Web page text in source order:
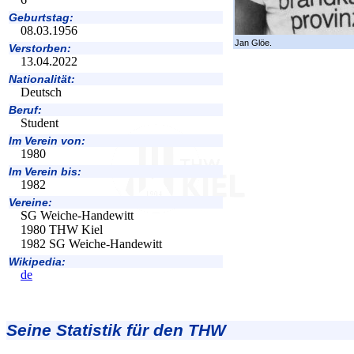
Geburtstag:
08.03.1956
Verstorben:
13.04.2022
Nationalität:
Deutsch
Beruf:
Student
Im Verein von:
1980
Im Verein bis:
1982
Vereine:
SG Weiche-Handewitt
1980 THW Kiel
1982 SG Weiche-Handewitt
Wikipedia:
de
Jan Glöe.
Seine Statistik für den THW